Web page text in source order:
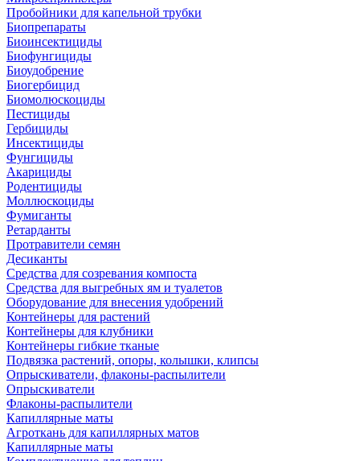
Пробойники для капельной трубки
Биопрепараты
Биоинсектициды
Биофунгициды
Биоудобрение
Биогербицид
Биомолюскоциды
Пестициды
Гербициды
Инсектициды
Фунгициды
Акарициды
Родентициды
Моллюскоциды
Фумиганты
Ретарданты
Протравители семян
Десиканты
Средства для созревания компоста
Средства для выгребных ям и туалетов
Оборудование для внесения удобрений
Контейнеры для растений
Контейнеры для клубники
Контейнеры гибкие тканые
Подвязка растений, опоры, колышки, клипсы
Опрыскиватели, флаконы-распылители
Опрыскиватели
Флаконы-распылители
Капиллярные маты
Агроткань для капиллярных матов
Капиллярные маты